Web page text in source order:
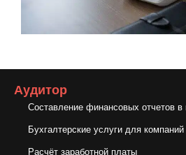
Аудитор
Составление финансовых отчетов в
Бухгалтерские услуги для компаний
Расчёт заработной платы